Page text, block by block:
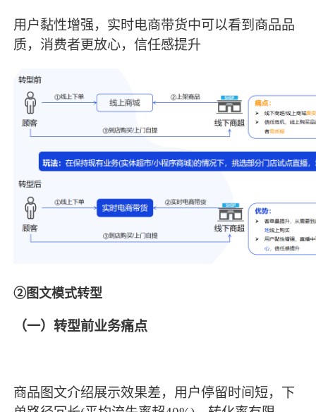
用户黏性增强，实时电商带货中可以看到商品品
质，消费者更放心，信任感提升
②图文模式转型
（一）转型前业务痛点
商品图文介绍展示效果差，用户停留时间短，下